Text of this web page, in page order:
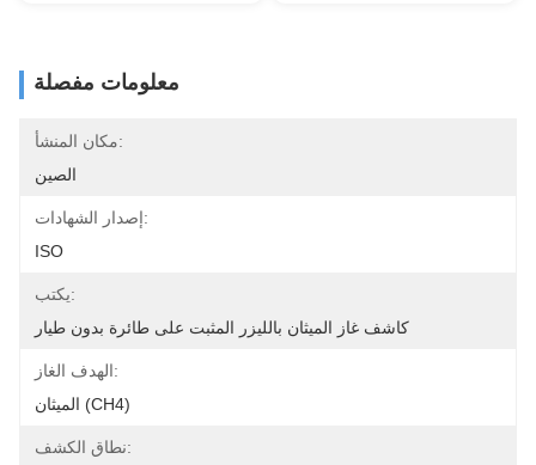
معلومات مفصلة
مكان المنشأ:
الصين
إصدار الشهادات:
ISO
يكتب:
كاشف غاز الميثان بالليزر المثبت على طائرة بدون طيار
الهدف الغاز:
الميثان (CH4)
نطاق الكشف: